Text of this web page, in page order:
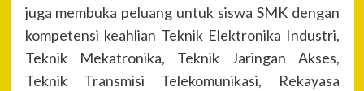
juga membuka peluang untuk siswa SMK dengan
kompetensi keahlian Teknik Elektronika Industri,
Teknik Mekatronika, Teknik Jaringan Akses,
Teknik Transmisi Telekomunikasi, Rekayasa